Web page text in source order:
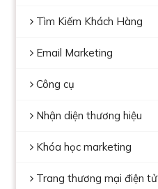
Tìm Kiếm Khách Hàng
Email Marketing
Công cụ
Nhận diện thương hiệu
Khóa học marketing
Trang thương mại điện tử